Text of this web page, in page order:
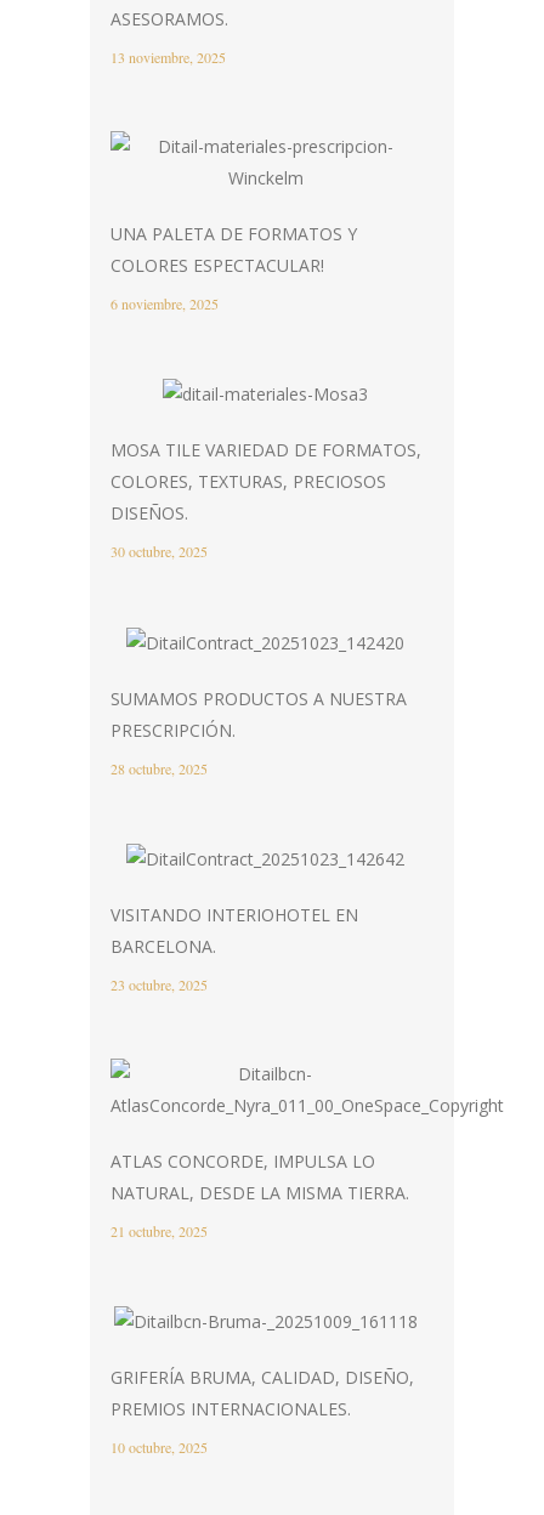
ASESORAMOS.
13 noviembre, 2025
UNA PALETA DE FORMATOS Y
COLORES ESPECTACULAR!
6 noviembre, 2025
MOSA TILE VARIEDAD DE FORMATOS,
COLORES, TEXTURAS, PRECIOSOS
DISEÑOS.
30 octubre, 2025
SUMAMOS PRODUCTOS A NUESTRA
PRESCRIPCIÓN.
28 octubre, 2025
VISITANDO INTERIOHOTEL EN
BARCELONA.
23 octubre, 2025
ATLAS CONCORDE, IMPULSA LO
NATURAL, DESDE LA MISMA TIERRA.
21 octubre, 2025
GRIFERÍA BRUMA, CALIDAD, DISEÑO,
PREMIOS INTERNACIONALES.
10 octubre, 2025